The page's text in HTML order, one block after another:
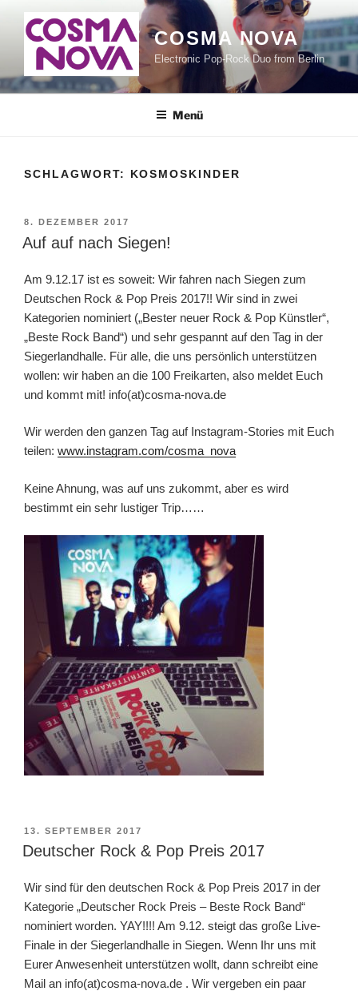
Inhalt
springen
COSMA NOVA
Electronic Pop-Rock Duo from Berlin
Menü
SCHLAGWORT: KOSMOSKINDER
VERÖFFENTLICHT
AM
8. DEZEMBER 2017
Auf auf nach Siegen!
Am 9.12.17 ist es soweit: Wir fahren nach Siegen zum
Deutschen Rock & Pop Preis 2017!! Wir sind in zwei
Kategorien nominiert („Bester neuer Rock & Pop Künstler“,
„Beste Rock Band“) und sehr gespannt auf den Tag in der
Siegerlandhalle. Für alle, die uns persönlich unterstützen
wollen: wir haben an die 100 Freikarten, also meldet Euch
und kommt mit! info(at)cosma-nova.de
Wir werden den ganzen Tag auf Instagram-Stories mit Euch
teilen: www.instagram.com/cosma_nova
Keine Ahnung, was auf uns zukommt, aber es wird
bestimmt ein sehr lustiger Trip……
VERÖFFENTLICHT
AM
13. SEPTEMBER 2017
Deutscher Rock & Pop Preis 2017
Wir sind für den deutschen Rock & Pop Preis 2017 in der
Kategorie „Deutscher Rock Preis – Beste Rock Band“
nominiert worden. YAY!!!! Am 9.12. steigt das große Live-
Finale in der Siegerlandhalle in Siegen. Wenn Ihr uns mit
Eurer Anwesenheit unterstützen wollt, dann schreibt eine
Mail an info(at)cosma-nova.de . Wir vergeben ein paar